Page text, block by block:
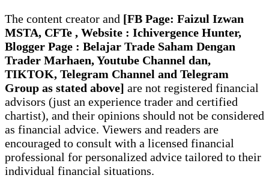
The content creator and [FB Page: Faizul Izwan
MSTA, CFTe , Website : Ichivergence Hunter,
Blogger Page : Belajar Trade Saham Dengan
Trader Marhaen, Youtube Channel dan,
TIKTOK, Telegram Channel and Telegram
Group as stated above] are not registered financial
advisors (just an experience trader and certified
chartist), and their opinions should not be considered
as financial advice. Viewers and readers are
encouraged to consult with a licensed financial
professional for personalized advice tailored to their
individual financial situations.